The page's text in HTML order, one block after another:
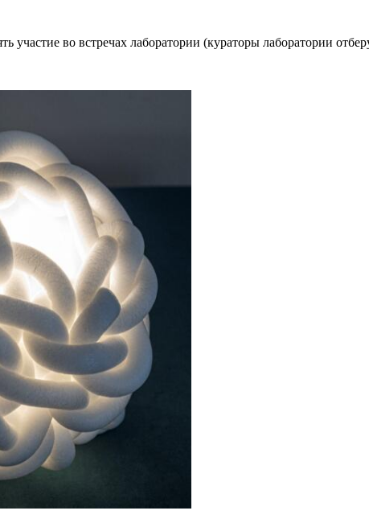
участие во встречах лаборатории (кураторы лаборатории